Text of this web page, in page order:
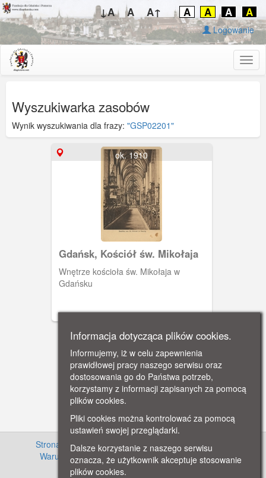
↓A A A↑ A A A A
Logowanie
Wyszukiwarka zasobów
Wynik wyszukiwania dla frazy: "GSP02201"
ok. 1910
Gdańsk, Kościół św. Mikołaja
Wnętrze kościoła św. Mikołaja w
Gdańsku
Strona główna · Informacje o projekcie · Cennik
Warunki używania zasobów
· Kontakt ·
Regulamin
serwisu
· Polityka prywatności
Informacja dotycząca plików cookies.
Informujemy, iż w celu zapewnienia
prawidłowej pracy naszego serwisu oraz
dostosowania go do Państwa potrzeb,
korzystamy z informacji zapisanych za pomocą
plików cookies.
Pliki cookies można kontrolować za pomocą
ustawień swojej przeglądarki.
Dalsze korzystanie z naszego serwisu
oznacza, że użytkownik akceptuje stosowanie
plików cookies.